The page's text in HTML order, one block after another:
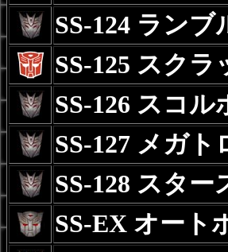
SS-124 ランブ
SS-125 スク
SS-126 スコル
SS-127 メガト
SS-128 スター
SS-EX オート